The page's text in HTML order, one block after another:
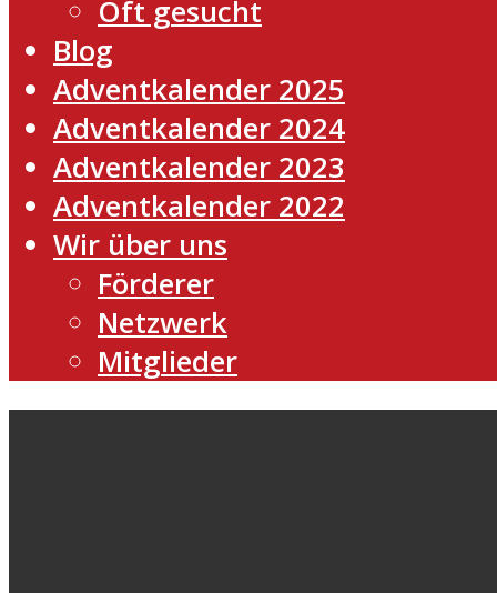
Oft gesucht
Blog
Adventkalender 2025
Adventkalender 2024
Adventkalender 2023
Adventkalender 2022
Wir über uns
Förderer
Netzwerk
Mitglieder